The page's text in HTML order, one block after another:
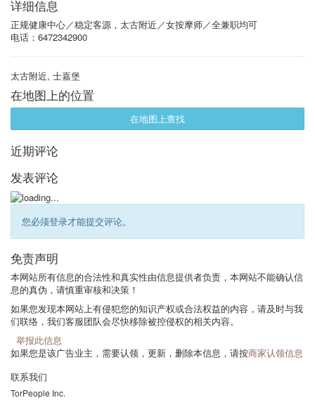
详细信息
正规健康中心／稳定客源，太古附近／女按摩师／全兼职均可
电话：6472342900
太古附近, 士嘉堡
在地图上的位置
在地图上查找
近期评论
发表评论
您必须登录才能提交评论。
免责声明
本网站所有信息的合法性和真实性由信息提供者负责，本网站不能确认信
息的真伪，请慎重审核和决策！
如果您发现本网站上有侵犯您的知识产权或合法权益的内容，请及时与我
们联络，我们客服团队会尽快移除被控侵权的相关内容。
举报此信息
如果您是该广告业主，需要认领，更新，删除本信息，请按商家认领信息
联系我们
TorPeople Inc.